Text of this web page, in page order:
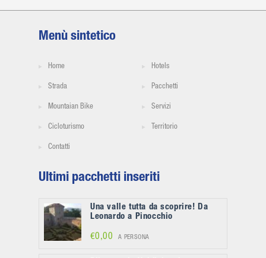
Menù sintetico
Home Hotels
Strada Pacchetti
Mountaian Bike Servizi
Cicloturismo Territorio
Contatti
Ultimi pacchetti inseriti
Una valle tutta da scoprire! Da
Leonardo a Pinocchio
€0,00 A PERSONA